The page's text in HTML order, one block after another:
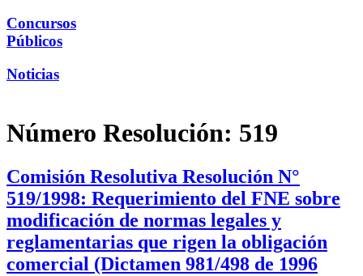
Concursos
Públicos
Noticias
Número Resolución: 519
Comisión Resolutiva Resolución N°
519/1998: Requerimiento del FNE sobre
modificación de normas legales y
reglamentarias que rigen la obligación
comercial (Dictamen 981/498 de 1996